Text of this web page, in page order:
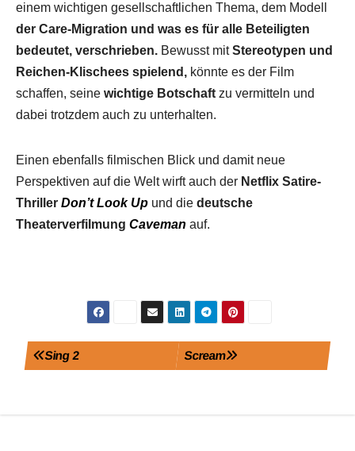
einem wichtigen gesellschaftlichen Thema, dem Modell
der Care-Migration und was es für alle Beteiligten
bedeutet, verschrieben. Bewusst mitStereotypen und
Reichen-Klischees spielend, könnte es der Film
schaffen, seine wichtige Botschaftzu vermitteln und
dabei trotzdem auch zu unterhalten.
Einen ebenfalls filmischen Blick und damit neue
Perspektiven auf die Welt wirft auch der Netflix Satire-
Thriller Don’t Look Up und die deutsche
Theaterverfilmung Caveman auf.
Beitragsnavigation
Scream
Sing 2